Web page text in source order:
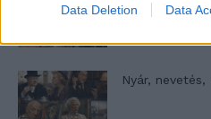
Data Deletion Data
Nyár,